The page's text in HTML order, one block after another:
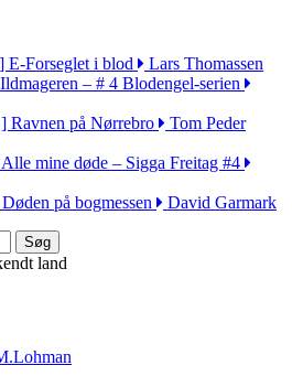
E-Forseglet i blod
Lars Thomassen
Ildmageren – # 4 Blodengel-serien
Ravnen på Nørrebro
Tom Peder
Alle mine døde – Sigga Freitag #4
Døden på bogmessen
David Garmark
land